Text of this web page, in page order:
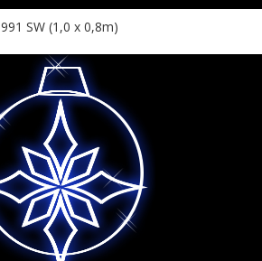
991 SW (1,0 x 0,8m)